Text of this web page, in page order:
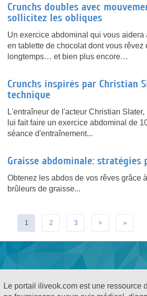
Crunchs doubles avec
sollicitez les obliques
Un exercice abdominal qui vous aidera
en tablette de chocolat dont vous rêvez
longtemps… et bien plus encore…
Crunchs inspirés par Christian
technique
L'entraîneur de l'acteur Christian
lui fait faire un exercice abdominal de
séance d'entraînement...
Graisse abdominale:
Obtenez les abdos de vos rêves grâce
brûleurs de graisse...
1 2 3 > »
Le portail iliveok.com est une ressource